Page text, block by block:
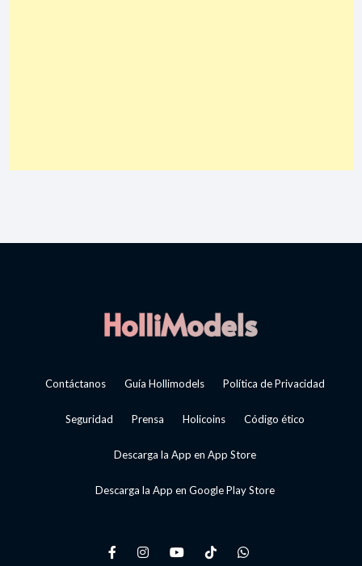
Contáctanos Guía Hollimodels Política de Privacidad
Seguridad Prensa Holicoins Código ético
Descarga la App en App Store
Descarga la App en Google Play Store